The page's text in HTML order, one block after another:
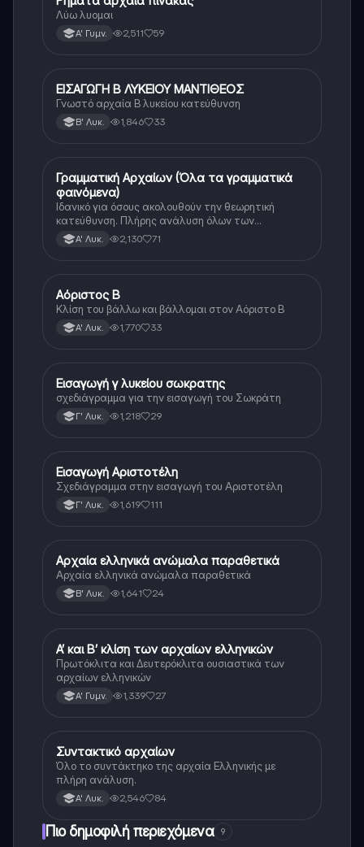
Λύω λυομαι
Α' Γυμν. 2,511 59
Αρχαία Ελληνικά (Ανθρ.)
ΕΙΣΑΓΩΓΗ Β ΛΥΚΕΙΟΥ ΜΑΝΤΙΘΕΟΣ
Γνωστό αρχαία Β λυκείου κατεύθυνση
Β' Λυκ. 1,846 33
Αρχαία Ελληνικά
Γραμματική Αρχαίων (Όλα τα γραμματικά
φαινόμενα)
Ιδανικό για όσους ακολουθούν την θεωρητική
κατεύθυνση. Πλήρης ανάλυση όλων των
γραμματικών φαινομένων της αρχαίας Ελληνικής.
Α' Λυκ. 2,130 71
Αρχαία Ελληνικά
Αόριστος Β
Κλίση του βάλλω και βάλλομαι στον Αόριστο Β
Α' Λυκ. 1,770 33
Αρχαία Ελληνικά (Ανθρ.)
Εισαγωγή γ λυκείου σωκρατης
σχεδιάγραμμα για την εισαγωγή του Σωκράτη
Γ' Λυκ. 1,218 29
Αρχαία Ελληνικά (Ανθρ.)
Εισαγωγή Αριστοτέλη
Σχεδιάγραμμα στην εισαγωγή του Αριστοτέλη
Γ' Λυκ. 1,619 111
Αρχαία Ελληνικά (Ανθρ.)
Αρχαία ελληνικά ανώμαλα παραθετικά
Αρχαία ελληνικά ανώμαλα παραθετικά
Β' Λυκ. 1,641 24
Αρχαία Ελληνικά
Α’ και Β’ κλίση των αρχαίων ελληνικών
Πρωτόκλιτα και Δευτερόκλιτα ουσιαστικά των
αρχαίων ελληνικών
Α' Γυμν. 1,339 27
Αρχαία Ελληνικά
Συντακτικό αρχαίων
Όλο το συντάκτηκο της αρχαία Ελληνικής με
πλήρη ανάλυση.
Α' Λυκ. 2,546 84
Πιο δημοφιλή περιεχόμενα 9